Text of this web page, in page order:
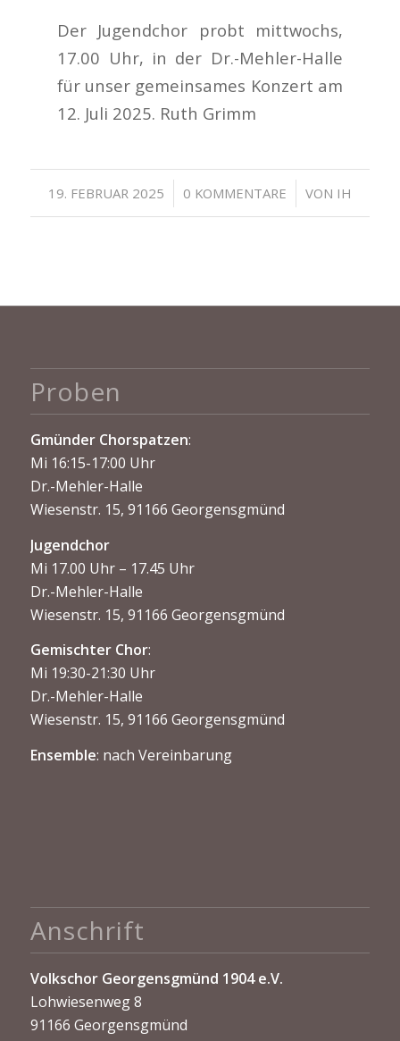
Der Jugendchor probt mittwochs,
17.00 Uhr, in der Dr.-Mehler-Halle
für unser gemeinsames Konzert am
12. Juli 2025. Ruth Grimm
19. FEBRUAR 2025
/ 0 KOMMENTARE
/ VON IH
Proben
Gmünder Chorspatzen:
Mi 16:15-17:00 Uhr
Dr.-Mehler-Halle
Wiesenstr. 15, 91166 Georgensgmünd
Jugendchor
Mi 17.00 Uhr – 17.45 Uhr
Dr.-Mehler-Halle
Wiesenstr. 15, 91166 Georgensgmünd
Gemischter Chor:
Mi 19:30-21:30 Uhr
Dr.-Mehler-Halle
Wiesenstr. 15, 91166 Georgensgmünd
Ensemble: nach Vereinbarung
Anschrift
Volkschor Georgensgmünd 1904 e.V.
Lohwiesenweg 8
91166 Georgensgmünd